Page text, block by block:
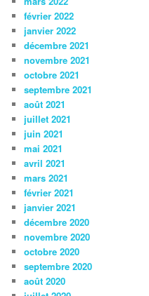
février 2022
janvier 2022
décembre 2021
novembre 2021
octobre 2021
septembre 2021
août 2021
juillet 2021
juin 2021
mai 2021
avril 2021
mars 2021
février 2021
janvier 2021
décembre 2020
novembre 2020
octobre 2020
septembre 2020
août 2020